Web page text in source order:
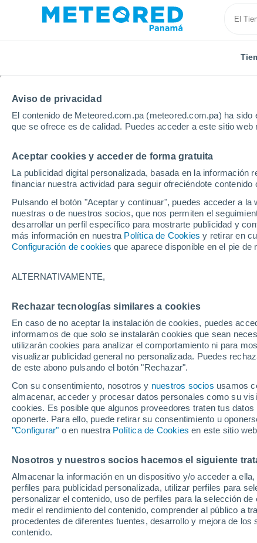
Aviso de privacidad
El contenido de Meteored.com.pa (meteored.com.pa) ha
que se ofrece es de calidad. Puedes acceder a este sitio
Aceptar cookies y acceder de forma gratuita
La publicidad digital personalizada, basada en la
financiar nuestra actividad para seguir ofreciéndote
Pulsando el botón "Aceptar y continuar", puedes acceder a
nuestras o de nuestros socios, que nos permiten el
desarrollar un perfil específico para mostrarte publicidad y
más información en nuestra Política de Cookies y retirar en
Configuración de cookies que aparece disponible en el pie de
ALTERNATIVAMENTE,
Rechazar tecnologías similares a cookies
En caso de no aceptar la instalación de cookies, puedes
informamos de que solo se instalarán cookies que sean
utilizarán cookies para analizar el comportamiento ni para
visualizar publicidad general no personalizada. Puedes
de este abono pulsando el botón "Rechazar".
Con su consentimiento, nosotros y nuestros socios usamos
almacenar, acceder y procesar datos personales como su
cookies. Es posible que algunos proveedores traten tus
oponerte. Para ello, puede retirar su consentimiento u
"Configurar" o en nuestra Política de Cookies en este sitio
Nosotros y nuestros socios hacemos el siguiente
Almacenar la información en un dispositivo y/o acceder a
perfiles para publicidad personalizada, utilizar perfiles para
personalizar el contenido, uso de perfiles para la selección
medir el rendimiento del contenido, comprender al público a
procedentes de diferentes fuentes, desarrollo y mejora de
contenido.
Inicio Ghana
Tiempo en Ghana.
Hoy, 6 agosto Todo el día Símbolo
31°
Kumasi
28°
22°
Wenchi